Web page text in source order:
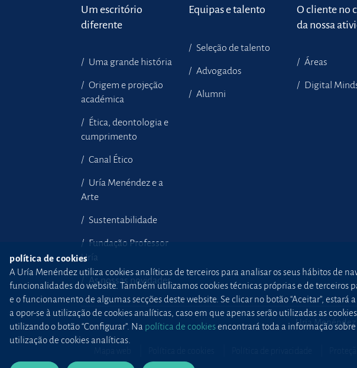
Um escritório
diferente
Uma grande história
Origem e projeção
académica
Ética, deontologia e
cumprimento
Canal Ético
Uría Menéndez e a
Arte
Sustentabilidade
Fundação Professor
Uría
As nossas novidades
Equipas e talento
Seleção de talento
Advogados
Alumni
O cliente no
da nossa
Áreas
Digital
Uría Menéndez
política de cookies
A Uría Menéndez utiliza cookies analíticas de terceiros para analisar os seus hábitos de
funcionalidades do website. Também utilizamos cookies técnicas próprias e de terceiros
e o funcionamento de algumas secções deste website. Se clicar no botão “Aceitar”,
a opor-se à utilização de cookies analíticas, caso em que apenas serão utilizadas as
utilizando o botão “Configurar”. Na política de cookiesencontrará toda a informação
utilização de cookies analíticas.